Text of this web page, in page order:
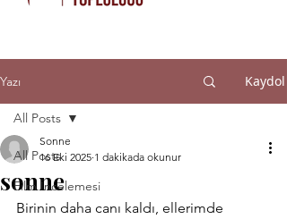
Yazı Kaydol
All Posts
Film İncelemesi
All Posts
sonne
Sonne
16 Eki 2025 1 dakikada okunur
Birinin daha canı kaldı, ellerimde